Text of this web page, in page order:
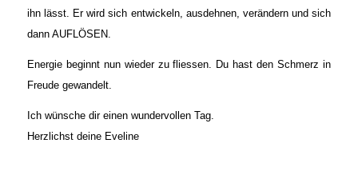
ihn lässt. Er wird sich entwickeln, ausdehnen, verändern und sich
dann AUFLÖSEN.
Energie beginnt nun wieder zu fliessen. Du hast den Schmerz in
Freude gewandelt.
Ich wünsche dir einen wundervollen Tag.
Herzlichst deine Eveline